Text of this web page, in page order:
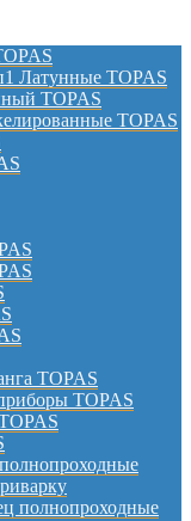
Латунные TOPAS
TOPAS
TOPAS
TOPAS
TOPAS
полнопроходные